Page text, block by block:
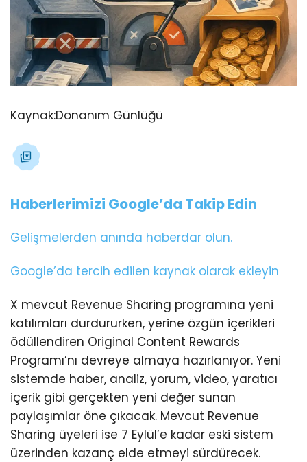
Kaynak:Donanım Günlüğü
Haberlerimizi Google’da Takip Edin
Gelişmelerden anında haberdar olun.
Google’da tercih edilen kaynak olarak ekleyin
X mevcut Revenue Sharing programına yeni
katılımları durdururken, yerine özgün içerikleri
ödüllendiren Original Content Rewards
Programı’nı devreye almaya hazırlanıyor. Yeni
sistemde haber, analiz, yorum, video, yaratıcı
içerik gibi gerçekten yeni değer sunan
paylaşımlar öne çıkacak. Mevcut Revenue
Sharing üyeleri ise 7 Eylül’e kadar eski sistem
üzerinden kazanç elde etmeyi sürdürecek.